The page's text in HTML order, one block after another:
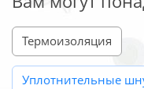
Термоизоляция
Уплотнительные